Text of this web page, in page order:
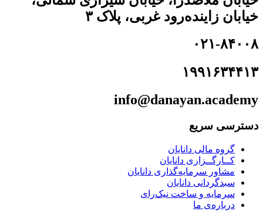
خیابان زاینده‌رود غربی، پلاک ۳
۰۲۱-۸۴۰۰۸
۱۹۹۱۶۳۴۴۱۳
info@danayan.academy
دسترسی سریع
گروه مالی دانایان
کــارگــزاری دانایان
مشاور سرمایه‌گذاری دانایان
سبدگردانی دانایان
سرمایه و ساخت نیک‌رای
درباره‌ی ما